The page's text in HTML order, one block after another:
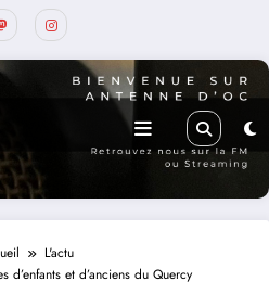
L'actu
d’enfants et d’anciens du Quercy